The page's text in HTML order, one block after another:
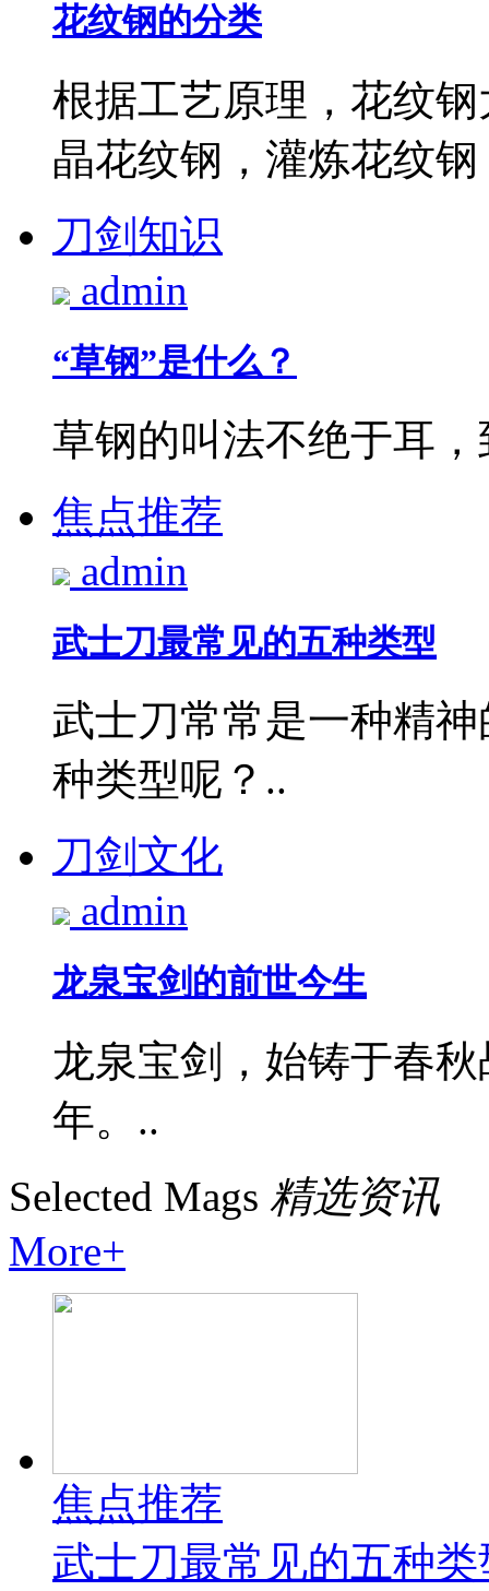
花纹钢的分类
根据工艺原理，花纹
晶花纹钢，灌炼花纹
刀剑知识
admin
“草钢”是什么？
草钢的叫法不绝于耳
焦点推荐
admin
武士刀最常见的五种类型
武士刀常常是一种精
种类型呢？..
刀剑文化
admin
龙泉宝剑的前世今生
龙泉宝剑，始铸于春
年。..
Selected Mags 精选资讯
More+
焦点推荐
武士刀最常见的五种类